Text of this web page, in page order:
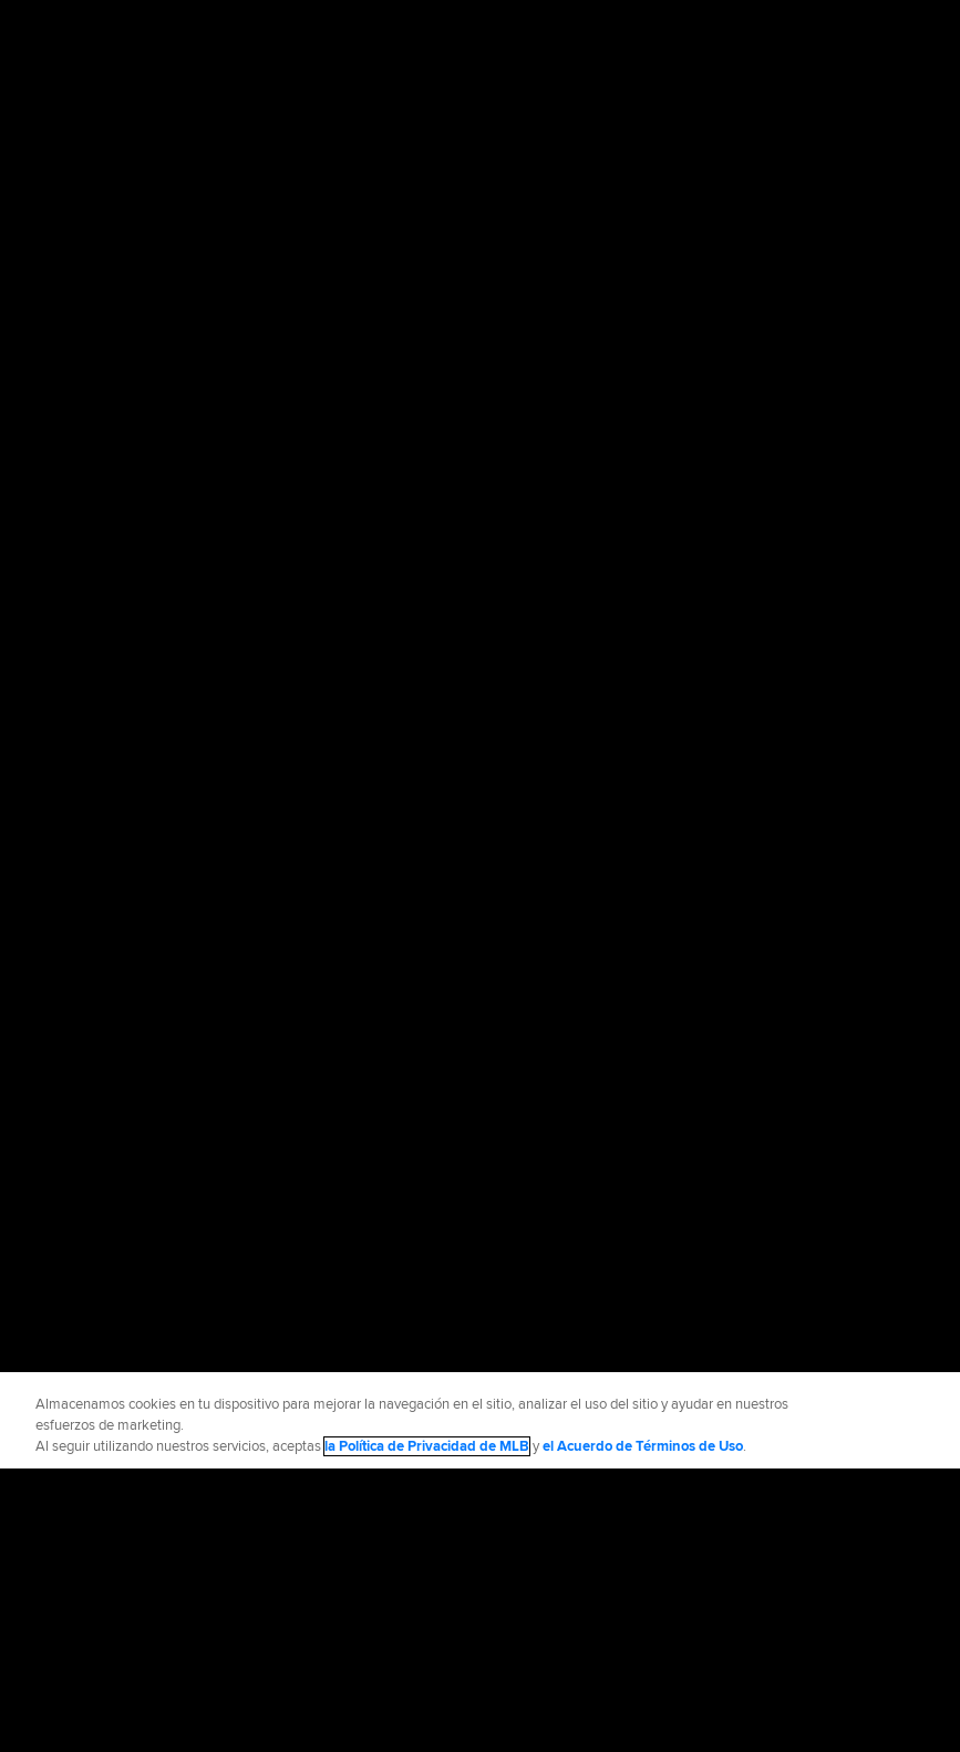
Almacenamos cookies en tu dispositivo para mejorar la navegación en el sitio, analizar el uso del sitio y ayudar en nuestros
esfuerzos de marketing.
Al seguir utilizando nuestros servicios, aceptasla Política de Privacidad de MLB yel Acuerdo de Términos de Uso.